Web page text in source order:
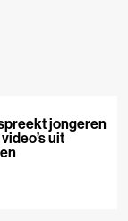
jongeren
uit